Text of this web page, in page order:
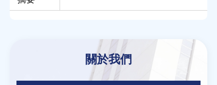
關於我們